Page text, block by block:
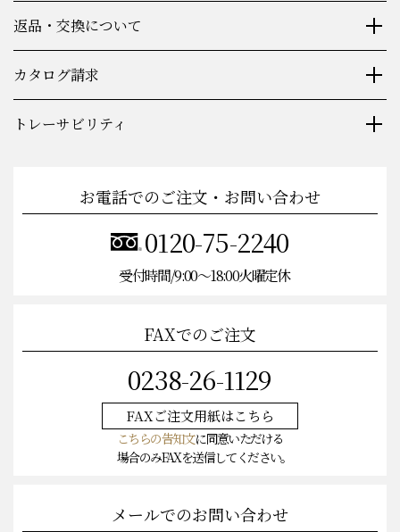
返品・交換について
カタログ請求
トレーサビリティ
お電話でのご注文・お問い合わせ
0120-75-2240
受付時間/9:00〜18:00火曜定休
FAXでのご注文
0238-26-1129
FAXご注文用紙はこちら
こちらの告知文に同意いただける
場合のみFAXを送信してください。
メールでのお問い合わせ